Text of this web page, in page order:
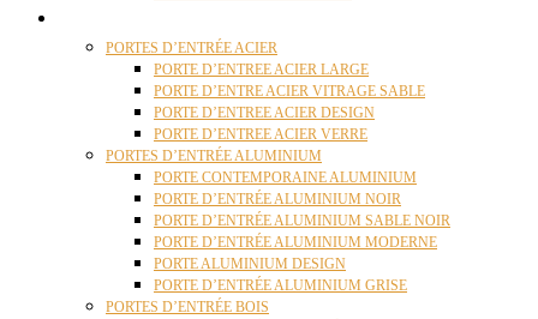
PORTES D’ENTRÉE ACIER
PORTE D’ENTREE ACIER LARGE
PORTE D’ENTRE ACIER VITRAGE SABLE
PORTE D’ENTREE ACIER DESIGN
PORTE D’ENTREE ACIER VERRE
PORTES D’ENTRÉE ALUMINIUM
PORTE CONTEMPORAINE ALUMINIUM
PORTE D’ENTRÉE ALUMINIUM NOIR
PORTE D’ENTRÉE ALUMINIUM SABLE NOIR
PORTE D’ENTRÉE ALUMINIUM MODERNE
PORTE ALUMINIUM DESIGN
PORTE D’ENTRÉE ALUMINIUM GRISE
PORTES D’ENTRÉE BOIS